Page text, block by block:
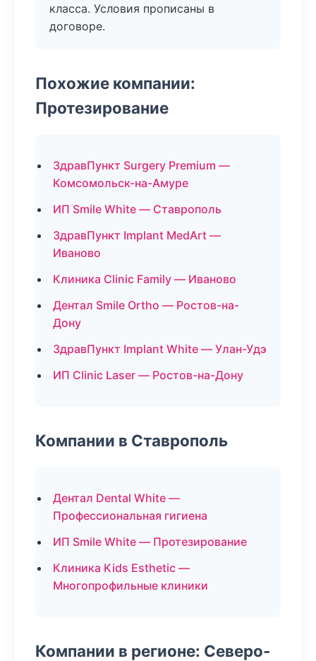
класса. Условия прописаны в
договоре.
Похожие компании:
Протезирование
ЗдравПункт Surgery Premium —
Комсомольск-на-Амуре
ИП Smile White — Ставрополь
ЗдравПункт Implant MedArt —
Иваново
Клиника Clinic Family — Иваново
Дентал Smile Ortho — Ростов-на-
Дону
ЗдравПункт Implant White — Улан-Удэ
ИП Clinic Laser — Ростов-на-Дону
Компании в Ставрополь
Дентал Dental White —
Профессиональная гигиена
ИП Smile White — Протезирование
Клиника Kids Esthetic —
Многопрофильные клиники
Компании в регионе: Северо-